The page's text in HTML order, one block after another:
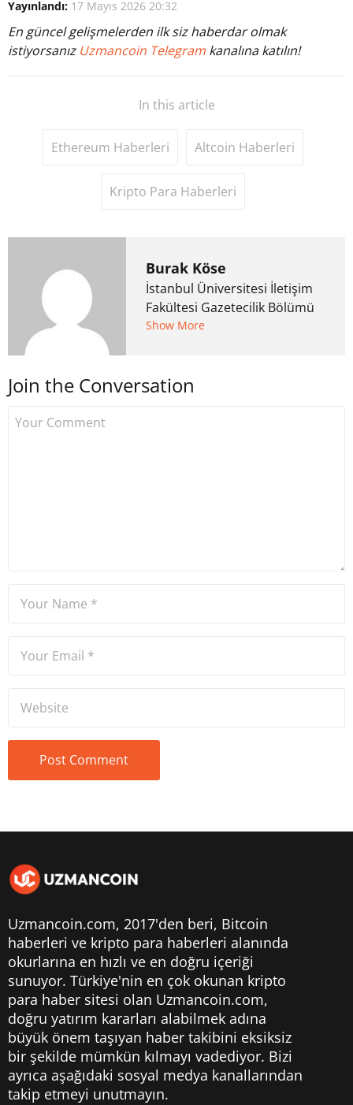
Yayınlandı: 17 Mayıs 2026 20:32
En güncel gelişmelerden ilk siz haberdar olmak
istiyorsanız Uzmancoin Telegram kanalına katılın!
In this article
Ethereum Haberleri Altcoin Haberleri
Kripto Para Haberleri
Burak Köse
İstanbul Üniversitesi İletişim
Fakültesi Gazetecilik Bölümü
mezunu. 6 yıl ana akım
kurdu. 2017'nin Mayıs ayından
Show More
Join the Conversation
Uzmancoin.com, 2017'den beri, Bitcoin
haberleri ve kripto para haberleri alanında
okurlarına en hızlı ve en doğru içeriği
sunuyor. Türkiye'nin en çok okunan kripto
para haber sitesi olan Uzmancoin.com,
doğru yatırım kararları alabilmek adına
büyük önem taşıyan haber takibini eksiksiz
bir şekilde mümkün kılmayı vadediyor. Bizi
ayrıca aşağıdaki sosyal medya kanallarından
takip etmeyi unutmayın.